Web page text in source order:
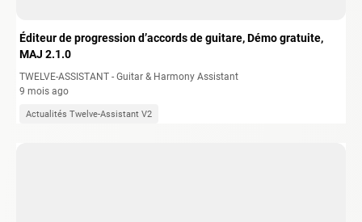
Éditeur de progression d’accords de guitare, Démo gratuite,
MAJ 2.1.0
TWELVE-ASSISTANT - Guitar & Harmony Assistant
9 mois ago
Actualités Twelve-Assistant V2